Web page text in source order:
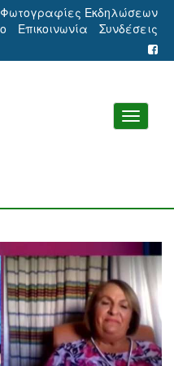
Φωτογραφίες Εκδηλώσεων
Επικοινωνία Συνδέσεις